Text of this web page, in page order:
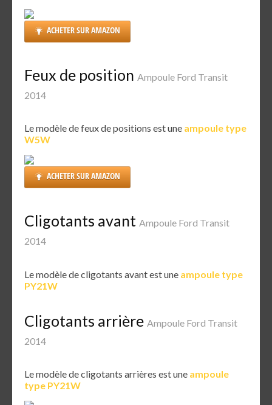
ACHETER SUR AMAZON
Feux de position Ampoule Ford Transit
2014
Le modèle de feux de positions est une ampoule type
W5W
ACHETER SUR AMAZON
Cligotants avant Ampoule Ford Transit
2014
Le modèle de cligotants avant est une ampoule type
PY21W
Cligotants arrière Ampoule Ford Transit
2014
Le modèle de cligotants arrières est une ampoule
type PY21W